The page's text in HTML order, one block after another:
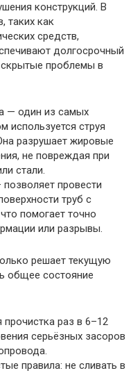
конструкций. В
таких как
средств,
долгосрочный
скрытые проблемы в
— один из самых
используется струя
разрушает жировые
не повреждая при
стали.
провести
труб с
помогает точно
или разрывы.
решает текущую
общее состояние
раз в 6–12
серьёзных засоров
правила: не сливать в